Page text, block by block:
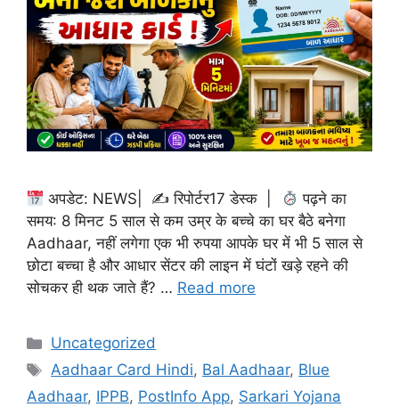
अपडेट: NEWS| ✍ रिपोर्टर17 डेस्क |
पढ़ने का
समय: 8 मिनट 5 साल से कम उम्र के बच्चे का घर बैठे बनेगा
Aadhaar, नहीं लगेगा एक भी रुपया आपके घर में भी 5 साल से
छोटा बच्चा है और आधार सेंटर की लाइन में घंटों खड़े रहने की
सोचकर ही थक जाते हैं? … Read more
Categories
Uncategorized
Tags
Aadhaar Card Hindi, Bal Aadhaar, Blue
Aadhaar, IPPB, PostInfo App, Sarkari Yojana